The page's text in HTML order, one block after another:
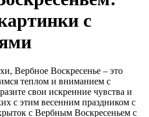
с
Вербное Воскресенье – это
теплом и вниманием с
свои искренние чувства и
с этим весенним праздником с
с Вербным Воскресеньем с